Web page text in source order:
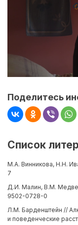
Поделитесь
Список
М.А. Винникова, Н.Н.
7
Д.И. Малин, В.М.
9502-0728-0
Л.М. Барденштейн //
и поведенческие